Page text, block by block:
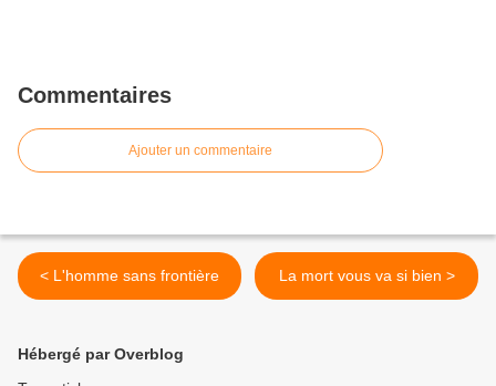
Commentaires
Ajouter un commentaire
< L'homme sans frontière La mort vous va si bien >
Hébergé par Overblog